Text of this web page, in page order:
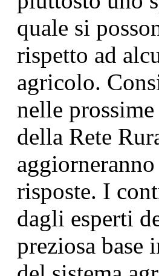
quale si
rispetto ad
agricolo.
nelle
della Rete
risposte. I
dagli esperti
preziosa